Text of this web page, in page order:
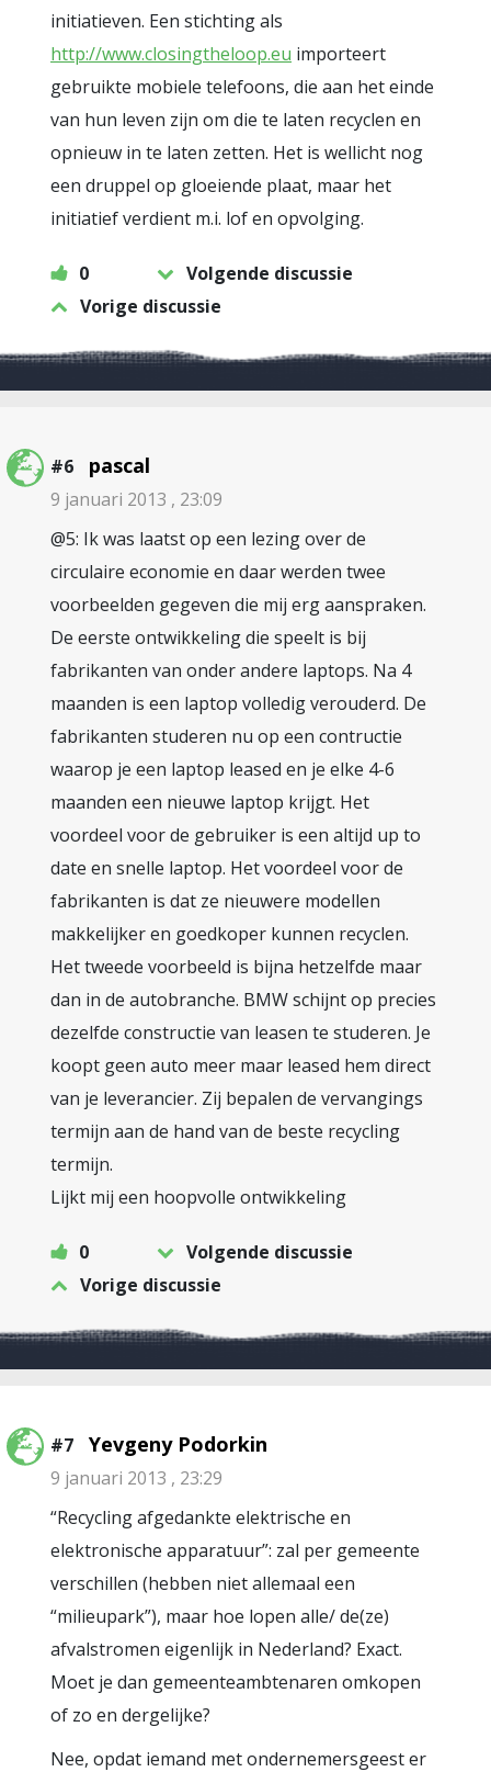
initiatieven. Een stichting als
http://www.closingtheloop.eu importeert
gebruikte mobiele telefoons, die aan het einde
van hun leven zijn om die te laten recyclen en
opnieuw in te laten zetten. Het is wellicht nog
een druppel op gloeiende plaat, maar het
initiatief verdient m.i. lof en opvolging.
0
Volgende discussie
Vorige discussie
#6 pascal
9 januari 2013 , 23:09
@5: Ik was laatst op een lezing over de
circulaire economie en daar werden twee
voorbeelden gegeven die mij erg aanspraken.
De eerste ontwikkeling die speelt is bij
fabrikanten van onder andere laptops. Na 4
maanden is een laptop volledig verouderd. De
fabrikanten studeren nu op een contructie
waarop je een laptop leased en je elke 4-6
maanden een nieuwe laptop krijgt. Het
voordeel voor de gebruiker is een altijd up to
date en snelle laptop. Het voordeel voor de
fabrikanten is dat ze nieuwere modellen
makkelijker en goedkoper kunnen recyclen.
Het tweede voorbeeld is bijna hetzelfde maar
dan in de autobranche. BMW schijnt op precies
dezelfde constructie van leasen te studeren. Je
koopt geen auto meer maar leased hem direct
van je leverancier. Zij bepalen de vervangings
termijn aan de hand van de beste recycling
termijn.
Lijkt mij een hoopvolle ontwikkeling
0
Volgende discussie
Vorige discussie
#7 Yevgeny Podorkin
9 januari 2013 , 23:29
“Recycling afgedankte elektrische en
elektronische apparatuur”: zal per gemeente
verschillen (hebben niet allemaal een
“milieupark”), maar hoe lopen alle/ de(ze)
afvalstromen eigenlijk in Nederland? Exact.
Moet je dan gemeenteambtenaren omkopen
of zo en dergelijke?
Nee, opdat iemand met ondernemersgeest er